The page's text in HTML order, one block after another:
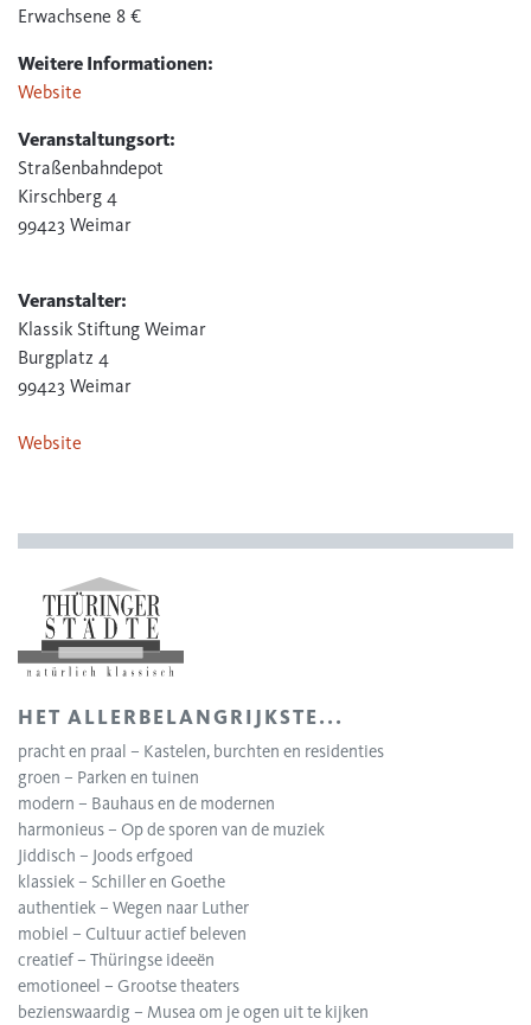
Erwachsene 8 €
Weitere Informationen:
Website
Veranstaltungsort:
Straßenbahndepot
Kirschberg 4
99423 Weimar
Veranstalter:
Klassik Stiftung Weimar
Burgplatz 4
99423 Weimar
Website
HET ALLERBELANGRIJKSTE...
pracht en praal – Kastelen, burchten en residenties
groen – Parken en tuinen
modern – Bauhaus en de modernen
harmonieus – Op de sporen van de muziek
Jiddisch – Joods erfgoed
klassiek – Schiller en Goethe
authentiek – Wegen naar Luther
mobiel – Cultuur actief beleven
creatief – Thüringse ideeën
emotioneel – Grootse theaters
bezienswaardig – Musea om je ogen uit te kijken